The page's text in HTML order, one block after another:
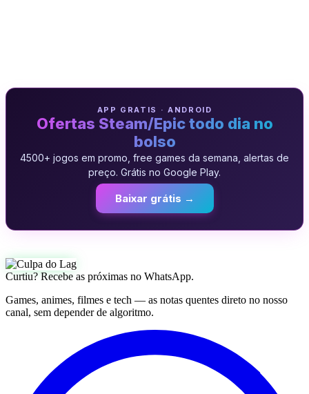
APP GRATIS · ANDROID
Ofertas Steam/Epic todo dia no
bolso
4500+ jogos em promo, free games da semana, alertas de
preço. Grátis no Google Play.
Baixar grátis →
Curtiu? Recebe as próximas no WhatsApp.
Games, animes, filmes e tech — as notas quentes direto no nosso
canal, sem depender de algoritmo.